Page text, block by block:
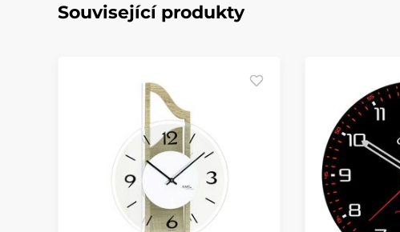
Související produkty